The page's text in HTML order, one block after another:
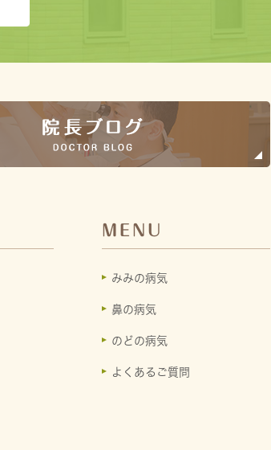
MENU
みみの病気
鼻の病気
のどの病気
よくあるご質問